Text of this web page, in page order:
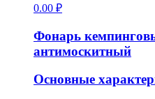
0.00 ₽
Фонарь
антимоскитный
Основные